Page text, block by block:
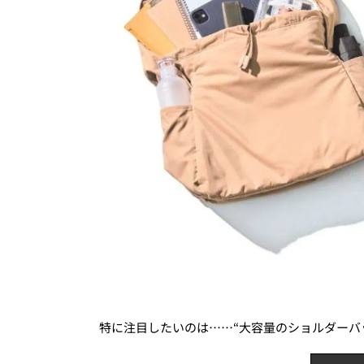
特に注目したいのは……“大容量のショルダーバ